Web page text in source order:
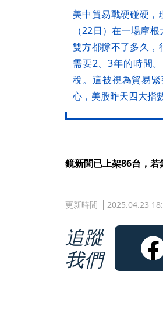
美中貿易戰硬碰硬
（22日）在一場摩
雙方都撐不了多久，
需要2、3年的時間
稅。這被視為貿易
心，美股昨天四大指
鏡新聞已上架86台，若
更新時間 2025.04.23
追蹤
我們